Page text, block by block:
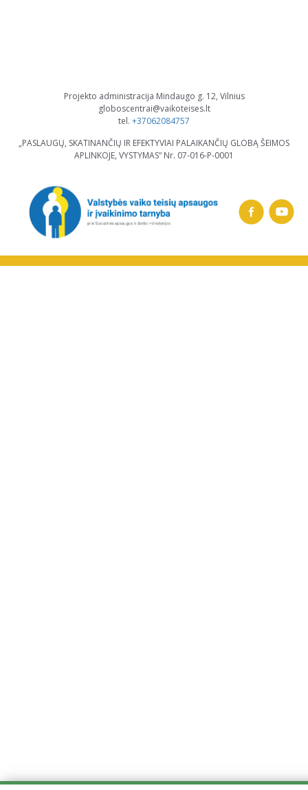
Projekto administracija Mindaugo g. 12, Vilnius
globoscentrai@vaikoteises.lt
tel. +37062084757
„PASLAUGŲ, SKATINANČIŲ IR EFEKTYVIAI PALAIKANČIŲ GLOBĄ ŠEIMOS
APLINKOJE, VYSTYMAS“ Nr. 07-016-P-0001